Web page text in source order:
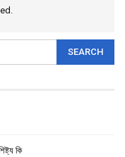
কি